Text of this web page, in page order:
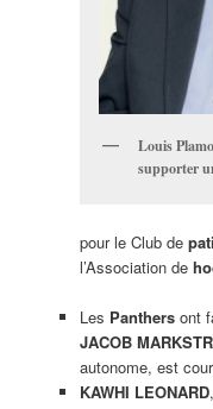
Louis
supporter
pour le Club de
l’Association de
Les Panthersont
JACOB
autonome, est
KAWHI LEONARD